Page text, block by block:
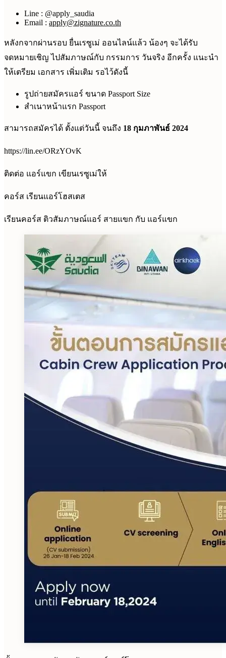
Line : @apply_saudia
Email : apply@zignature.co.th
หลังกจากผ่านรอบ ยื่นเรซูเม่ ออนไลน์แล้ว น้องๆ จะได้รับ
จดหมายเชิญ ไปสัมภาษณ์​กับ กรรมการ วันจริง อีกครั้ง แนะนำ
ให้เตรียม เอกสาร เพิ่มเติม รอไว้ดังนี้
รูปถ่ายสมัครแอร์ ขนาด Passport Size
สำเนาหน้าแรก Passport
สามารถสมัครได้ ตั้งแต่วันนี้ จนถึง 18 กุมภาพันธ์ 2024
https://lin.ee/ORzYOvK
ติดต่อ แอร์แขก เขียนเรซูเม่ให้
คอร์ส เรียนแอร์โฮสเตส
เรียนคอร์ส ติวสัมภาษณ์แอร์ สายแขก กับ แอร์แขก